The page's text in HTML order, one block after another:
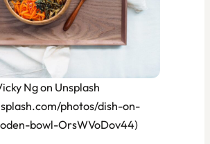
Ng on Unsplash
photos/dish-on-
bowl-OrsWVoDov44)